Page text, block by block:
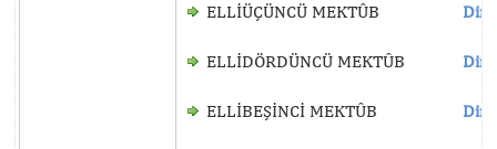
ELLİÜÇÜNCÜ MEKTÛB
ELLİDÖRDÜNCÜ MEKTÛB
ELLİBEŞİNCİ MEKTÛB